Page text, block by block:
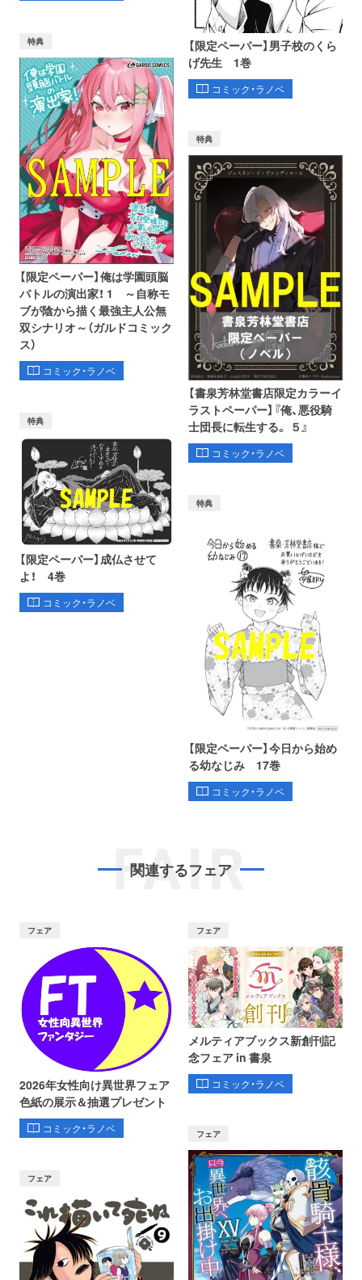
【限定ペーパー】男子校のくら
げ先生 1巻
コミック・ラノベ
特典
【限定ペーパー】俺は学園頭脳
バトルの演出家！ 1 ～自称モ
ブが陰から描く最強主人公無
双シナリオ～（ガルドコミック
ス）
コミック・ラノベ
特典
【書泉芳林堂書店限定カラーイ
ラストペーパー】『俺、悪役騎
士団長に転生する。 ５』
コミック・ラノベ
特典
【限定ペーパー】成仏させて
よ！ 4巻
コミック・ラノベ
特典
【限定ペーパー】今日から始め
る幼なじみ 17巻
コミック・ラノベ
FAIR
関連するフェア
フェア
2026年女性向け異世界フェア
色紙の展示＆抽選プレゼント
コミック・ラノベ
フェア
メルティアブックス新創刊記
念フェア in 書泉
コミック・ラノベ
フェア
フェア